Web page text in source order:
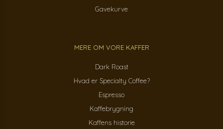
Gavekurve
MERE OM VORE KAFFER
Dark Roast
Hvad er Specialty Coffee?
Espresso
Kaffebrygning
Kaffens historie